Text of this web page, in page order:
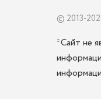
© 2013-
*Сайт не